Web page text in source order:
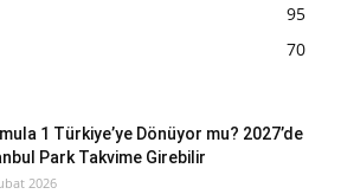
95
70
1 Türkiye’ye Dönüyor mu? 2027’de
Park Takvime Girebilir
2026